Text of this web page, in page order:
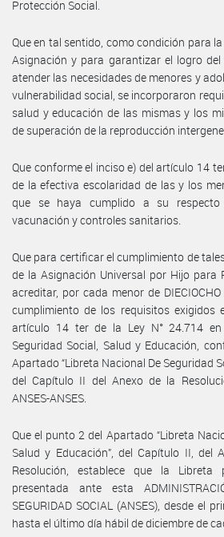
Protección Social.
Que en tal sentido, como condición para
Asignación y para garantizar el logro
atender las necesidades de menores y
vulnerabilidad social, se incorporaron
salud y educación de las mismas y los
de superación de la reproducción
Que conforme el inciso e) del artículo 14
de la efectiva escolaridad de las y los
que se haya cumplido a su
vacunación y controles sanitarios.
Que para certificar el cumplimiento de
de la Asignación Universal por Hijo para
acreditar, por cada menor de
cumplimiento de los requisitos exigidos
artículo 14 ter de la Ley N° 24.714
Seguridad Social, Salud y Educación,
Apartado “Libreta Nacional De Seguridad
del Capítulo II del Anexo de la
ANSES-ANSES.
Que el punto 2 del Apartado “Libreta
Salud y Educación”, del Capítulo II, del
Resolución, establece que la Libreta
presentada ante esta
SEGURIDAD SOCIAL (ANSES), desde el
hasta el último día hábil de diciembre de